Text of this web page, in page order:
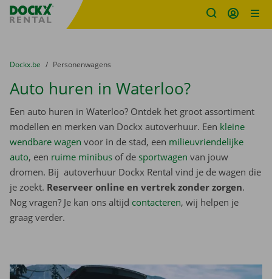
Fratello DEMO
U bevindt zich hier:
van
Dockx.be naar
Personenwagens
Auto huren in Waterloo?
Een auto huren in Waterloo? Ontdek het groot assortiment
modellen en merken van Dockx autoverhuur. Een kleine
wendbare wagen voor in de stad, een milieuvriendelijke
auto, een ruime minibus of de sportwagen van jouw
dromen. Bij autoverhuur Dockx Rental vind je de wagen die
je zoekt. Reserveer online en vertrek zonder zorgen.
Nog vragen? Je kan ons altijd contacteren, wij helpen je
graag verder.